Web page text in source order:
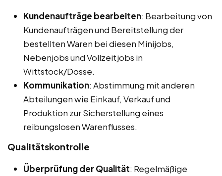
Kundenaufträge bearbeiten: Bearbeitung von
Kundenaufträgen und Bereitstellung der
bestellten Waren bei diesen Minijobs,
Nebenjobs und Vollzeitjobs in
Wittstock/Dosse.
Kommunikation: Abstimmung mit anderen
Abteilungen wie Einkauf, Verkauf und
Produktion zur Sicherstellung eines
reibungslosen Warenflusses.
Qualitätskontrolle
Überprüfung der Qualität: Regelmäßige